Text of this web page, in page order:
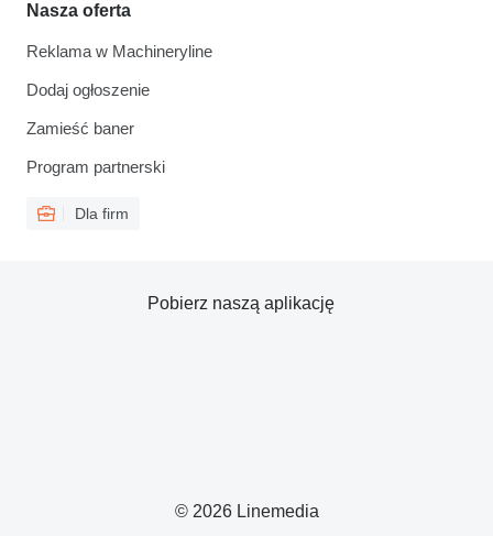
Nasza oferta
Reklama w Machineryline
Dodaj ogłoszenie
Zamieść baner
Program partnerski
Dla firm
© 2026 Linemedia
Pobierz naszą aplikację